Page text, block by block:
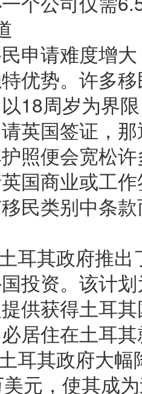
申请难度增
优势。许多
18周岁为界
英国签证，
照便会宽松
国商业或工
民类别中条
耳其政府推
投资。该计
供获得土耳
居住在土耳
耳其政府大
元，使其成